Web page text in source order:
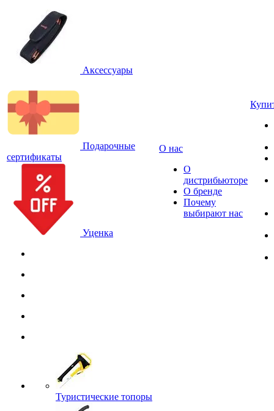
Аксессуары
Подарочные
сертификаты
Уценка
Туристические топоры
О нас
О
дистрибьюторе
О бренде
Почему
выбирают нас